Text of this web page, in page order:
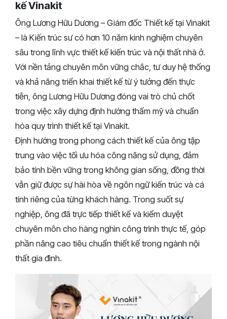
kế Vinakit
Ông Lương Hữu Dương – Giám đốc Thiết kế tại Vinakit
– là Kiến trúc sư có hơn 10 năm kinh nghiệm chuyên
sâu trong lĩnh vực thiết kế kiến trúc và nội thất nhà ở.
Với nền tảng chuyên môn vững chắc, tư duy hệ thống
và khả năng triển khai thiết kế từ ý tưởng đến thực
tiễn, ông Lương Hữu Dương đóng vai trò chủ chốt
trong việc xây dựng định hướng thẩm mỹ và chuẩn
hóa quy trình thiết kế tại Vinakit.
Định hướng trong phong cách thiết kế của ông tập
trung vào việc tối ưu hóa công năng sử dụng, đảm
bảo tính bền vững trong không gian sống, đồng thời
vẫn giữ được sự hài hòa về ngôn ngữ kiến trúc và cá
tính riêng của từng khách hàng. Trong suốt sự
nghiệp, ông đã trực tiếp thiết kế và kiểm duyệt
chuyên môn cho hàng nghìn công trình thực tế, góp
phần nâng cao tiêu chuẩn thiết kế trong ngành nội
thất gia đình.